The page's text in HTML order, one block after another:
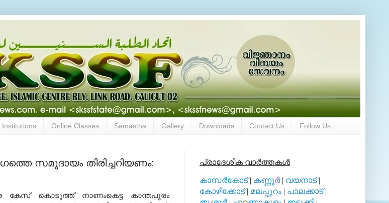
Institutions Online Classes Samastha Gallery Downloads Contact Us Follow Us
സമുദായം തിരിച്ചറിയണം:
കേസ് കൊടുത്ത് നാണംകെട്ട കാന്തപുരം
പ്രാദേശിക വാര്‍ത്തകള്‍
കാസര്‍കോട്| കണ്ണൂര്‍| വയനാട്|
കോഴിക്കോട്| മലപ്പുറം | പാലക്കാട്|